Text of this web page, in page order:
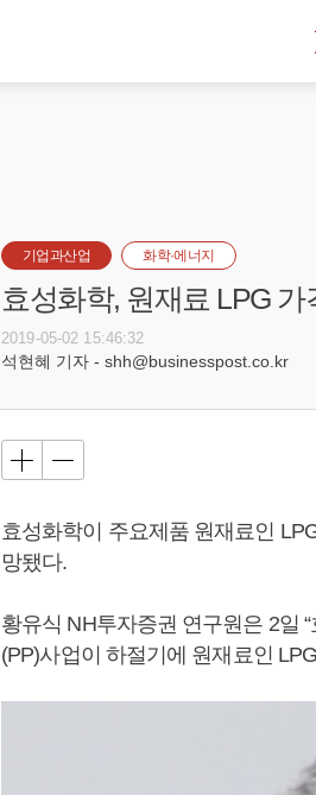
기업과산업 화학·에너지
효성화학, 원재료 LPG
2019-05-02 15:46:32
석현혜 기자 - shh@businesspost.co.kr
효성화학이 주요제품 원재료인
망됐다.
황유식 NH투자증권 연구원은 2일
(PP)사업이 하절기에 원재료인